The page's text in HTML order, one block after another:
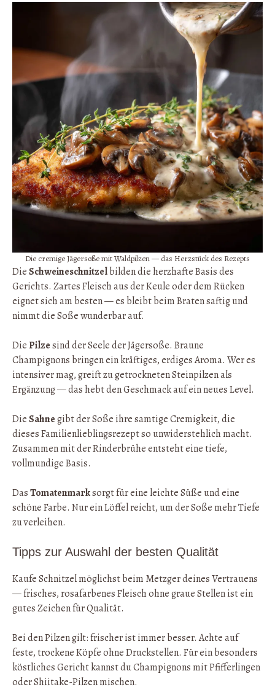
Die cremige Jägersoße mit Waldpilzen — das Herzstück des Rezepts
DieSchweineschnitzelbilden die herzhafte Basis des
Gerichts. Zartes Fleisch aus der Keule oder dem Rücken
eignet sich am besten — es bleibt beim Braten saftig und
nimmt die Soße wunderbar auf.
DiePilzesind der Seele der Jägersoße. Braune
Champignons bringen ein kräftiges, erdiges Aroma. Wer es
intensiver mag, greift zu getrockneten Steinpilzen als
Ergänzung — das hebt den Geschmack auf ein neues Level.
DieSahnegibt der Soße ihre samtige Cremigkeit, die
dieses Familienlieblingsrezept so unwiderstehlich macht.
Zusammen mit der Rinderbrühe entsteht eine tiefe,
vollmundige Basis.
DasTomatenmarksorgt für eine leichte Süße und eine
schöne Farbe. Nur ein Löffel reicht, um der Soße mehr Tiefe
zu verleihen.
Tipps zur Auswahl der besten Qualität
Kaufe Schnitzel möglichst beim Metzger deines Vertrauens
— frisches, rosafarbenes Fleisch ohne graue Stellen ist ein
gutes Zeichen für Qualität.
Bei den Pilzen gilt: frischer ist immer besser. Achte auf
feste, trockene Köpfe ohne Druckstellen. Für ein besonders
köstliches Gericht kannst du Champignons mit Pfifferlingen
oder Shiitake-Pilzen mischen.